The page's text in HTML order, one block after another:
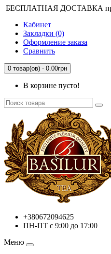
БЕСПЛАТНАЯ ДОСТАВКА при
Кабинет
Закладки (0)
Оформление заказа
Сравнить
0 товар(ов) - 0.00грн
В корзине пусто!
+380672094625
ПН-ПТ с 9:00 до 17:00
Меню